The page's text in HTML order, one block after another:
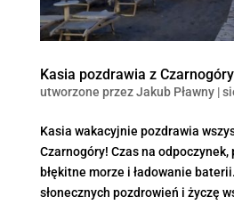
Kasia pozdrawia z Czarnogóry
utworzone przezJakub Pławny|
Kasia wakacyjnie pozdrawia
Czarnogóry! Czas na odpoczynek,
błękitne morze i ładowanie
słonecznych pozdrowień i życzę